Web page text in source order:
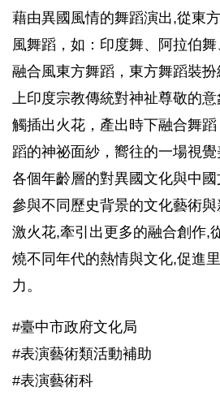
藉由異國風情的舞蹈演出,從東
風舞蹈，如：印度舞、阿拉伯
融合風東方舞蹈，東方舞蹈裝
上印度宗教傳統對神祉尊敬的
觸插出火花，產出時下融合舞
蹈的神祕面紗，嚮往的一場視
各個年齡層的對異國文化與中
參與不同歷史背景的文化藝術
激火花,牽引出更多的融合創作,
燒不同年代的熱情與文化,促進
力。
#臺中市政府文化局
#表演藝術類活動補助
#表演藝術科